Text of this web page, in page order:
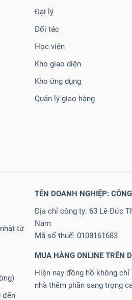
Đại lý
Đối tác
Học viện
Kho giao diện
Kho ứng dụng
Quản lý giao hàng
từ
đến
TÊN DOANH NGHIỆP:
Địa chỉ công ty: 63 Lê Đức
Nam
Mã số thuế: 0108161683
MUA HÀNG ONLINE TRÊN
Hiện nay đồng hồ không
nhà thêm phần sang trọng